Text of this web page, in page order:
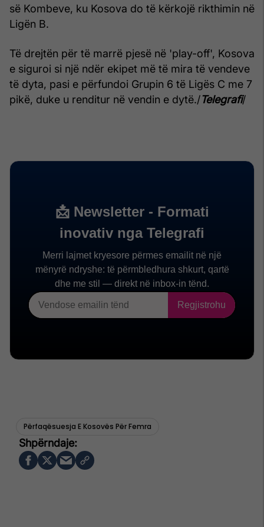
së Kombeve, ku Kosova do të kërkojë rikthimin në
Ligën B.
Të drejtën për të marrë pjesë në 'play-off', Kosova
e siguroi si një ndër ekipet më të mira të vendeve
të dyta, pasi e përfundoi Grupin 6 të Ligës C me 7
pikë, duke u renditur në vendin e dytë./Telegrafi/
Përfaqësuesja E Kosovës Për Femra